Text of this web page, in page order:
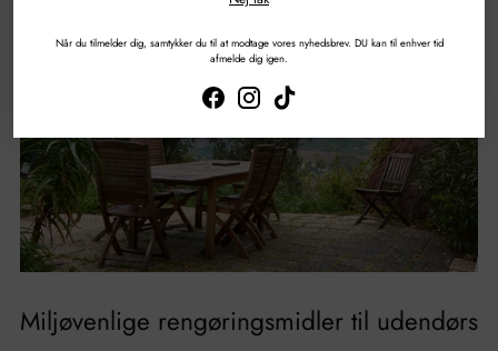
Når du tilmelder dig, samtykker du til at modtage vores nyhedsbrev. DU kan til enhver tid
afmelde dig igen.
Miljøvenlige rengøringsmidler til udendørs